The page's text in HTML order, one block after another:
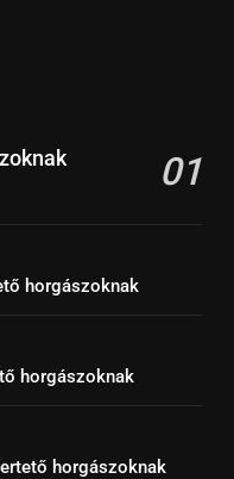
01
horgászoknak
horgászoknak
horgászoknak